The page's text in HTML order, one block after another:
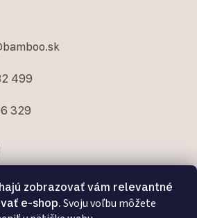
zobrazovať vám relevantné
e-shop. Svoju voľbu môžete
bamboo.sk
499
329